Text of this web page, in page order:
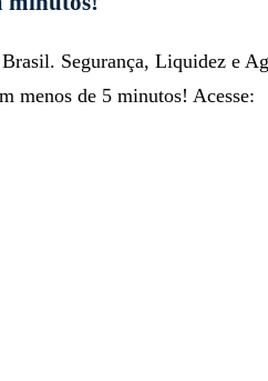
Segurança, Liquidez e
menos de 5 minutos! Acesse: